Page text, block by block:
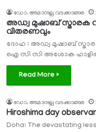
ഡോ. അമാനുല്ല വടക്കാങ്ങര
അഡ്വ മുഷാബ് സ്മാരക
വിതരണവും
ദോഹ : അഡ്വ മുഷാബ്
ഐ സി സി അശോക
Read More »
ഡോ. അമാനുല്ല വടക്കാങ്ങര
Hiroshima day
Doha: The devastating